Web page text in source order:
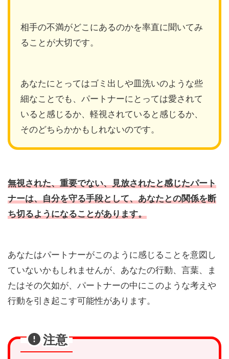
相手の不満がどこにあるのかを率直に聞いてみ
ることが大切です。
あなたにとってはゴミ出しや皿洗いのような些
細なことでも、パートナーにとっては愛されて
いると感じるか、軽視されていると感じるか、
そのどちらかかもしれないのです。
無視された、重要でない、見放されたと感じたパート
ナーは、自分を守る手段として、あなたとの関係を断
ち切るようになることがあります。
あなたはパートナーがこのように感じることを意図し
ていないかもしれませんが、あなたの行動、言葉、ま
たはその欠如が、パートナーの中にこのような考えや
行動を引き起こす可能性があります。
注意